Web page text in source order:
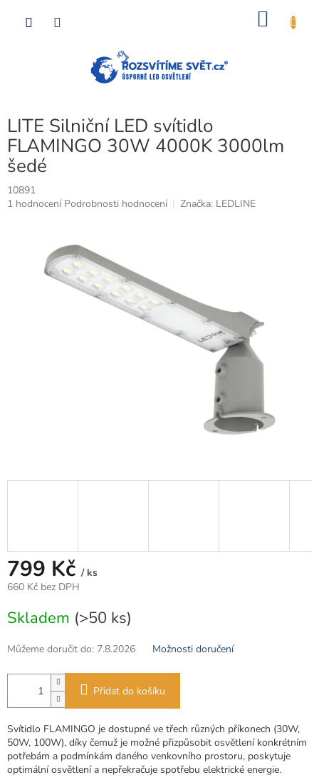
LITE Silniční LED svítidlo
FLAMINGO 30W 4000K 3000lm
šedé
10891
Průměrné
1 hodnocení Podrobnosti hodnocení Značka: LEDLINE
799 Kč / ks
660 Kč bez DPH
cena:
Skladem (>50 ks)
Můžeme doručit do: 7.8.2026 Možnosti doručení
Přidat do košíku
Svítidlo FLAMINGO je dostupné ve třech různých příkonech (30W,
50W, 100W), díky čemuž je možné přizpůsobit osvětlení konkrétním
potřebám a podmínkám daného venkovního prostoru, poskytuje
optimální osvětlení a nepřekračuje spotřebu elektrické energie.